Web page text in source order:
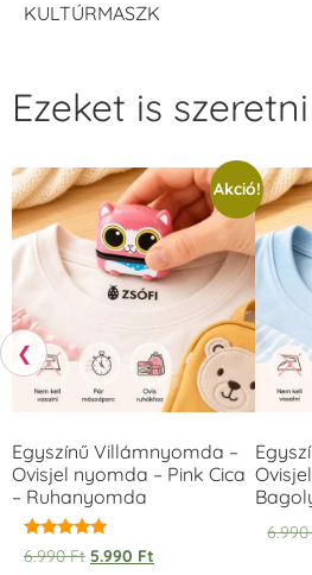
KULTÚRMASZK
❮
Ezeket is
Akció!
Egyszínű Villámnyomda –
Ovisjel nyomda – Pink Cica
– Ruhanyomda
Értékelés:
5.00
6.990Ft 5.990 Ft